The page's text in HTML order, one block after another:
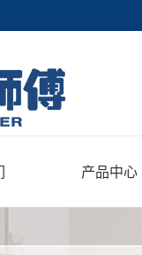
产品中心